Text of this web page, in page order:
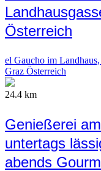
Österreich
el Gaucho im
Graz Österreich
24.4 km
Genießerei
untertags
abends